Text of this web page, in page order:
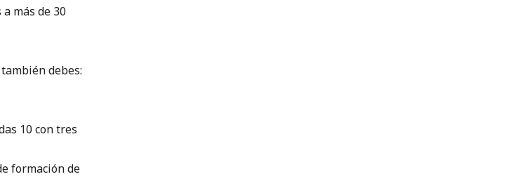
más de 30
debes:
10 con tres
formación de